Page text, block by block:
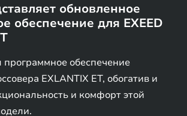
обновленное
обеспечение для EXEED
программное обеспечение
EXLANTIX ET, обогатив и
и комфорт этой